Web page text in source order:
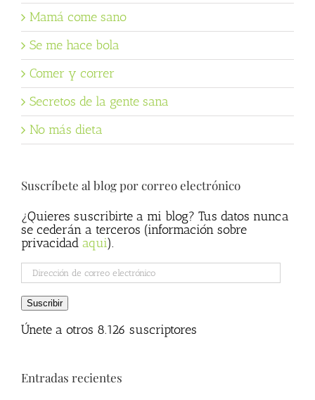
Mamá come sano
Se me hace bola
Comer y correr
Secretos de la gente sana
No más dieta
Suscríbete al blog por correo electrónico
¿Quieres suscribirte a mi blog? Tus datos nunca
se cederán a terceros (información sobre
privacidad aqui).
Dirección
de
correo
electrónico
Suscribir
Únete a otros 8.126 suscriptores
Entradas recientes